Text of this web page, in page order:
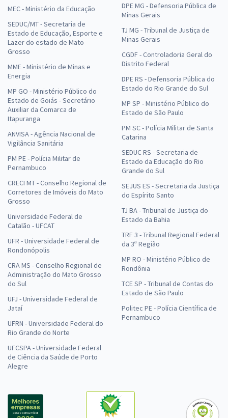
MEC - Ministério da Educação
SEDUC/MT - Secretaria de
Estado de Educação, Esporte e
Lazer do estado de Mato
Grosso
MME - Ministério de Minas e
Energia
MP GO - Ministério Público do
Estado de Goiás - Secretário
Auxiliar da Comarca de
Itapuranga
ANVISA - Agência Nacional de
Vigilância Sanitária
PM PE - Polícia Militar de
Pernambuco
CRECI MT - Conselho Regional de
Corretores de Imóveis do Mato
Grosso
Universidade Federal de
Catalão - UFCAT
UFR - Universidade Federal de
Rondonópolis
CRA MS - Conselho Regional de
Administração do Mato Grosso
do Sul
UFJ - Universidade Federal de
Jataí
UFRN - Universidade Federal do
Rio Grande do Norte
UFCSPA - Universidade Federal
de Ciência da Saúde de Porto
Alegre
DPE MG - Defensoria Pública de
Minas Gerais
TJ MG - Tribunal de Justiça de
Minas Gerais
CGDF - Controladoria Geral do
Distrito Federal
DPE RS - Defensoria Pública do
Estado do Rio Grande do Sul
MP SP - Ministério Público do
Estado de São Paulo
PM SC - Polícia Militar de Santa
Catarina
SEDUC RS - Secretaria de
Estado da Educação do Rio
Grande do Sul
SEJUS ES - Secretaria da Justiça
do Espírito Santo
TJ BA - Tribunal de Justiça do
Estado da Bahia
TRF 3 - Tribunal Regional Federal
da 3ª Região
MP RO - Ministério Público de
Rondônia
TCE SP - Tribunal de Contas do
Estado de São Paulo
Politec PE - Polícia Científica de
Pernambuco